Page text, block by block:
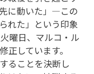
に動いた」—この
れた」という印象
曜日、マルコ・ル
正しています。
ることを決断し